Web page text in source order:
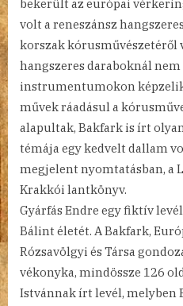
bekerült az európai
volt a reneszánsz
korszak kórusművészetéről
hangszeres daraboknál
instrumentumokon képzelik
művek ráadásul a
alapultak, Bakfark is írt
témája egy kedvelt dallam
megjelent nyomtatásban, a
Krakkói lantkönyv.
Gyárfás Endre egy fiktív
Bálint életét. A Bakfark,
Rózsavölgyi és Társa
vékonyka, mindössze 126
Istvánnak írt levél, melyben